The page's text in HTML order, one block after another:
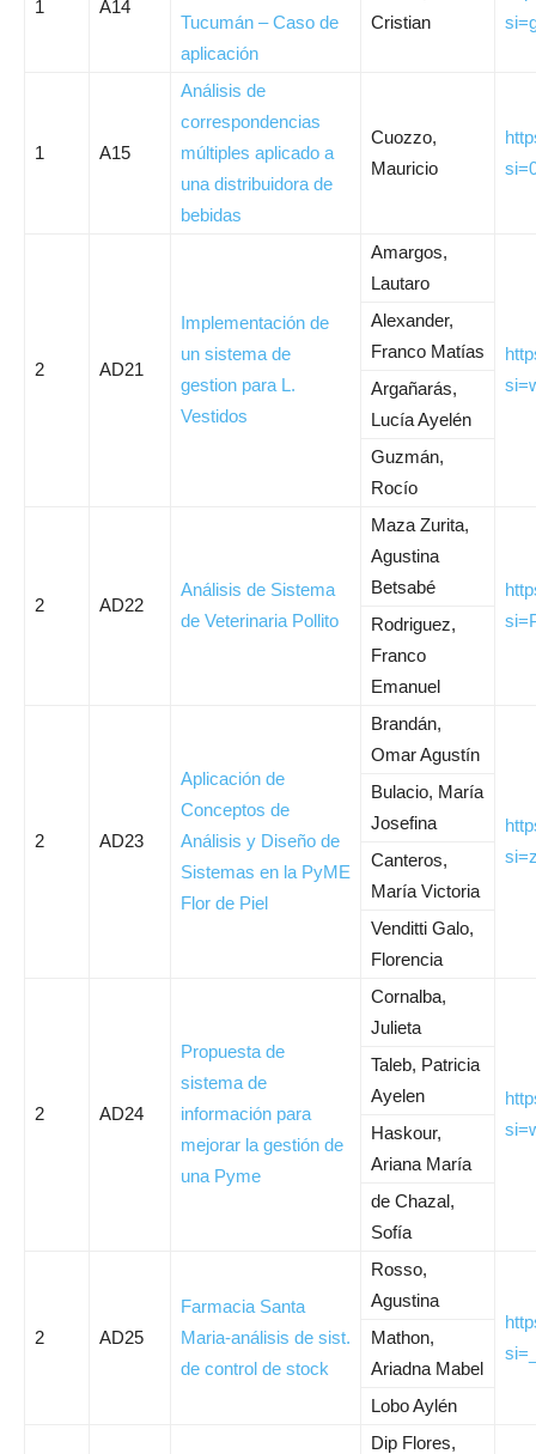
1 A14
Tucumán – Caso de
aplicación
Cristian
1 A15
Análisis de
correspondencias
múltiples aplicado a
una distribuidora de
bebidas
Cuozzo,
Mauricio
2 AD21
Implementación de
un sistema de
gestion para L.
Vestidos
Amargos,
Lautaro
Alexander,
Franco Matías
Argañarás,
Lucía Ayelén
Guzmán,
Rocío
2 AD22
Análisis de Sistema
de Veterinaria Pollito
Maza Zurita,
Agustina
Betsabé
Rodriguez,
Franco
Emanuel
2 AD23
Aplicación de
Conceptos de
Análisis y Diseño de
Sistemas en la PyME
Flor de Piel
Brandán,
Omar Agustín
Bulacio, María
Josefina
Canteros,
María Victoria
Venditti Galo,
Florencia
2 AD24
Propuesta de
sistema de
información para
mejorar la gestión de
una Pyme
Cornalba,
Julieta
Taleb, Patricia
Ayelen
Haskour,
Ariana María
de Chazal,
Sofía
2 AD25
Farmacia Santa
Maria-análisis de sist.
de control de stock
Rosso,
Agustina
Mathon,
Ariadna Mabel
Lobo Aylén
Dip Flores,